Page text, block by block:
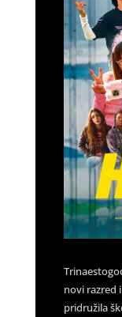
novi razred
pridružila